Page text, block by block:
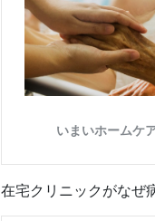
在宅クリニックがなぜ